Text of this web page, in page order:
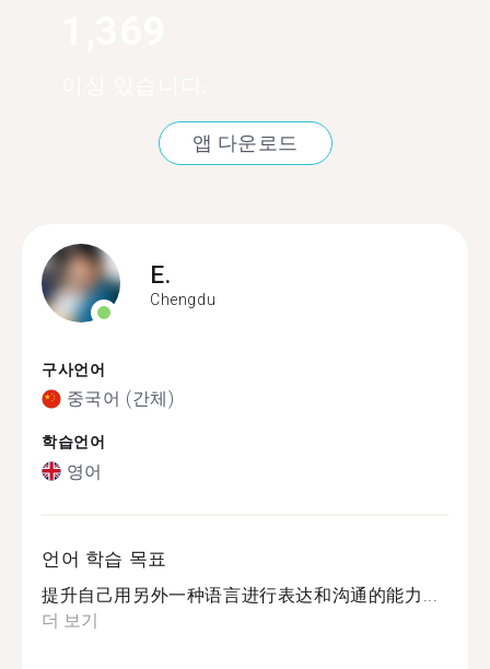
앱 다운로드
E.
Chengdu
구사언어
중국어 (간체)
학습언어
영어
언어 학습 목표
提升自己用另外一种语言进行表达和沟通的能力...
더 보기